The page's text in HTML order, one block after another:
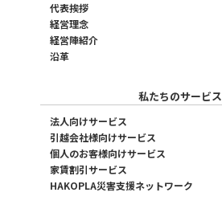
代表挨拶
経営理念
経営陣紹介
沿革
私たちのサービス
法人向けサービス
引越会社様向けサービス
個人のお客様向けサービス
家賃割引サービス
HAKOPLA災害支援ネットワーク